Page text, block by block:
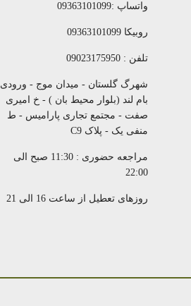
واتساپ :09363101099
روبیکا 09363101099
تلفن : 09023175950
شهرگ گلستان - میدان موج - ورودی
بام لند (بلوار محیط بان ) - خ امیری
صفت - مجتمع تجاری پارامیس - ط
منفی یک - پلاک C9
مراجعه حضوری : 11:30 صبح الی
22:00
روزهای تعطیل از ساعت 16 الی 21